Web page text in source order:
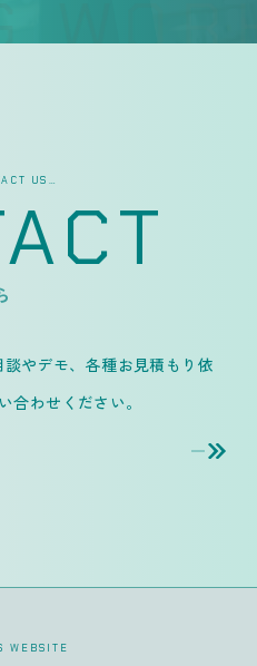
US…
やデモ、各種お見積もり依
合わせください。
WEBSITE